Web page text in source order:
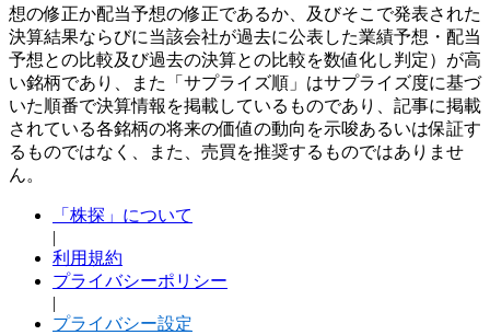
想の修正か配当予想の修正であるか、及びそこで発表された
決算結果ならびに当該会社が過去に公表した業績予想・配当
予想との比較及び過去の決算との比較を数値化し判定）が高
い銘柄であり、また「サプライズ順」はサプライズ度に基づ
いた順番で決算情報を掲載しているものであり、記事に掲載
されている各銘柄の将来の価値の動向を示唆あるいは保証す
るものではなく、また、売買を推奨するものではありませ
ん。
「株探」について
|
利用規約
プライバシーポリシー
|
プライバシー設定